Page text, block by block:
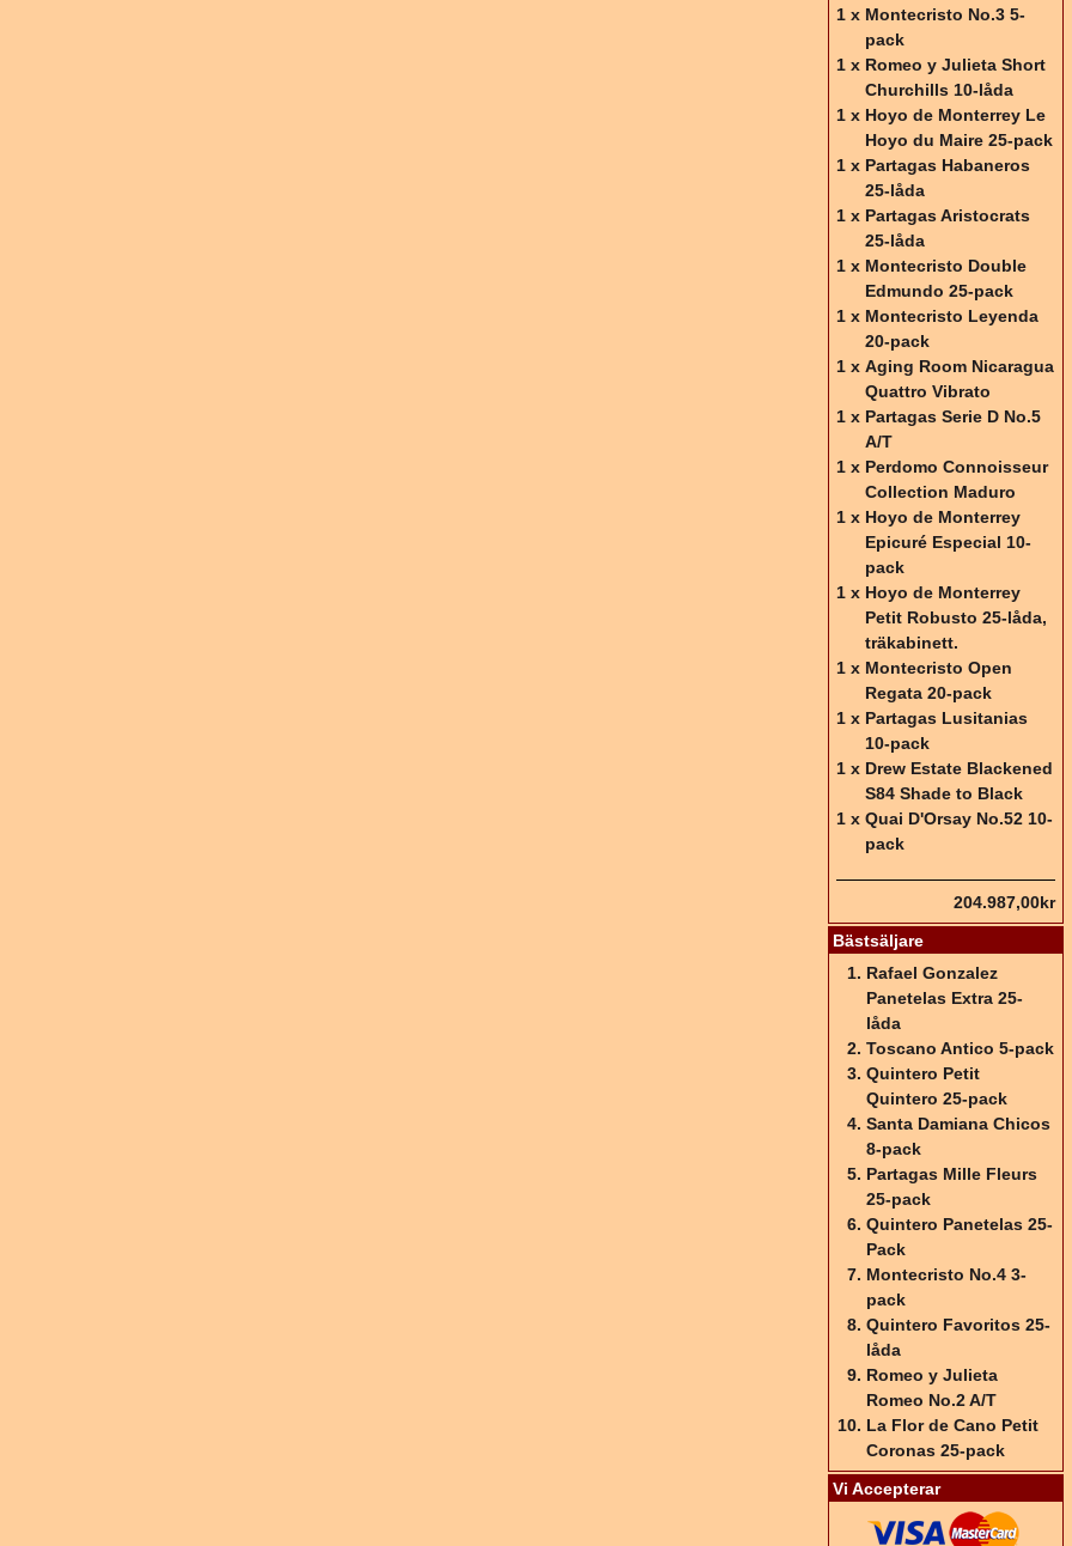
1 x Montecristo No.3 5-
pack
1 x Romeo y Julieta Short
Churchills 10-låda
1 x Hoyo de Monterrey Le
Hoyo du Maire 25-pack
1 x Partagas Habaneros
25-låda
1 x Partagas Aristocrats
25-låda
1 x Montecristo Double
Edmundo 25-pack
1 x Montecristo Leyenda
20-pack
1 x Aging Room Nicaragua
Quattro Vibrato
1 x Partagas Serie D No.5
A/T
1 x Perdomo Connoisseur
Collection Maduro
1 x Hoyo de Monterrey
Epicuré Especial 10-
pack
1 x Hoyo de Monterrey
Petit Robusto 25-låda,
träkabinett.
1 x Montecristo Open
Regata 20-pack
1 x Partagas Lusitanias
10-pack
1 x Drew Estate Blackened
S84 Shade to Black
1 x Quai D'Orsay No.52 10-
pack
204.987,00kr
Bästsäljare
Rafael Gonzalez
Panetelas Extra 25-
låda
Toscano Antico 5-pack
Quintero Petit
Quintero 25-pack
Santa Damiana Chicos
8-pack
Partagas Mille Fleurs
25-pack
Quintero Panetelas 25-
Pack
Montecristo No.4 3-
pack
Quintero Favoritos 25-
låda
Romeo y Julieta
Romeo No.2 A/T
La Flor de Cano Petit
Coronas 25-pack
Vi Accepterar